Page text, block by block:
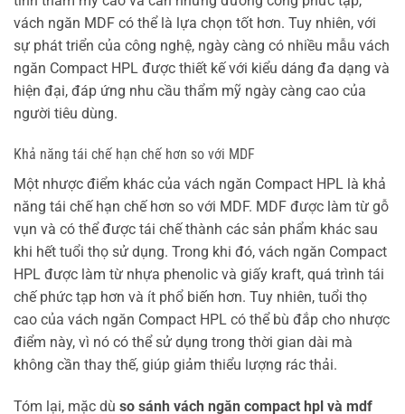
vách ngăn MDF có thể là lựa chọn tốt hơn. Tuy nhiên, với
sự phát triển của công nghệ, ngày càng có nhiều mẫu vách
ngăn Compact HPL được thiết kế với kiểu dáng đa dạng và
hiện đại, đáp ứng nhu cầu thẩm mỹ ngày càng cao của
người tiêu dùng.
Khả năng tái chế hạn chế hơn so với MDF
Một nhược điểm khác của vách ngăn Compact HPL là khả
năng tái chế hạn chế hơn so với MDF. MDF được làm từ gỗ
vụn và có thể được tái chế thành các sản phẩm khác sau
khi hết tuổi thọ sử dụng. Trong khi đó, vách ngăn Compact
HPL được làm từ nhựa phenolic và giấy kraft, quá trình tái
chế phức tạp hơn và ít phổ biến hơn. Tuy nhiên, tuổi thọ
cao của vách ngăn Compact HPL có thể bù đắp cho nhược
điểm này, vì nó có thể sử dụng trong thời gian dài mà
không cần thay thế, giúp giảm thiểu lượng rác thải.
Tóm lại, mặc dù so sánh vách ngăn compact hpl và mdf